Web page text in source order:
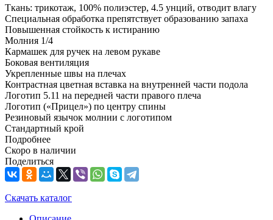
Ткань: трикотаж, 100% полиэстер, 4.5 унций, отводит влагу
Специальная обработка препятствует образованию запаха
Повышенная стойкость к истиранию
Молния 1/4
Кармашек для ручек на левом рукаве
Боковая вентиляция
Укрепленные швы на плечах
Контрастная цветная вставка на внутренней части подола
Логотип 5.11 на передней части правого плеча
Логотип («Прицел») по центру спины
Резиновый язычок молнии с логотипом
Стандартный крой
Подробнее
Скоро в наличии
Поделиться
Скачать каталог